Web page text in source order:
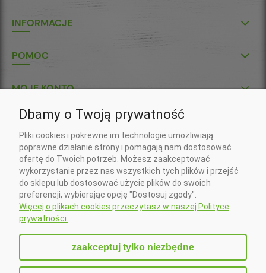
INFORMACJE
POMOC
MOJE KONTO
P.U.H. "KŁOS-POL" S.C.
Wojciech Gil, Krzysztof Gil
ul. Klasztorna 7
37-418 Krzeszów
Nr konta do wpłat złotówkowych:
20 1090 2750 0000 0001 5673 5994 (Santander)
Nr konta do wpłat w EURO:
PL 41 1090 2750 0000 0001 6407 3181 (Santander)
+48 15 879 83 22
Napisz do nas:
sklep@klospol.pl
Dbamy o Twoją prywatność
Pliki cookies i pokrewne im technologie umożliwiają
poprawne działanie strony i pomagają nam dostosować
ofertę do Twoich potrzeb. Możesz zaakceptować
wykorzystanie przez nas wszystkich tych plików i przejść
do sklepu lub dostosować użycie plików do swoich
preferencji, wybierając opcję "Dostosuj zgody".
Więcej o plikach cookies przeczytasz w naszej Polityce
prywatności.
zaakceptuj tylko niezbędne